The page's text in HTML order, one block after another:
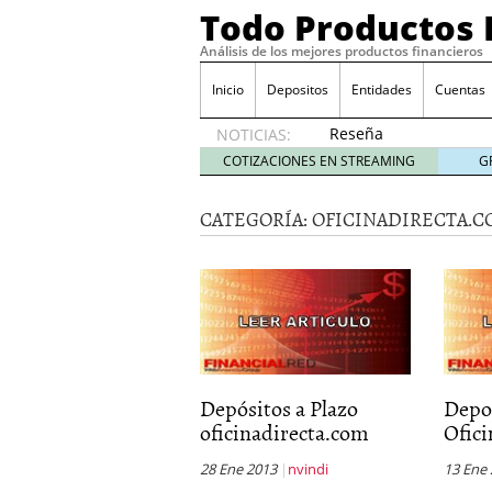
Todo Productos
Análisis de los mejores productos financieros
Inicio Depositos Entidades Cuentas
NOTICIAS:
Reseña
de SIFX:
Lo Que
Saber
los
Traders
Mexicanos
Antes de
Operar
29/06/2026
Ford y GM consiguen
financieros ligados al
¿Por qué el ahorro
Los bancos
presión de los
Depósitos al 4 %
COTIZACIONES EN STREAMING
CATEGORÍA:
Depósitos a Plazo
oficinadirecta.com
28 Ene 2013 nvindi 13